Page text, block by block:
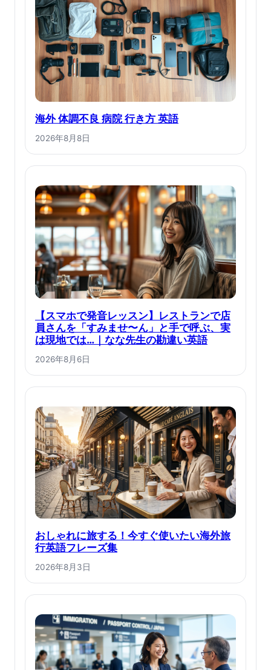
海外 体調不良 病院 行き方 英語
2026年8月8日
【スマホで発音レッスン】レストランで店
員さんを「すみませ〜ん」と手で呼ぶ、実
は現地では…｜なな先生の勘違い英語
2026年8月6日
おしゃれに旅する！今すぐ使いたい海外旅
行英語フレーズ集
2026年8月3日